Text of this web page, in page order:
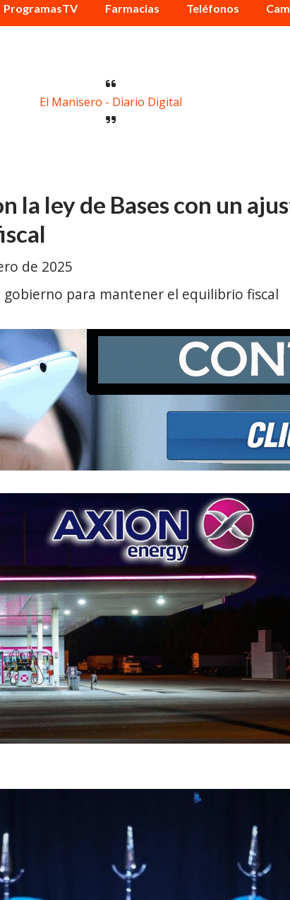
ProgramasTV Farmacias Teléfonos
El Manisero - Diario Digital
la ley de Bases con un
para mantener el equilibrio fiscal
de 2025